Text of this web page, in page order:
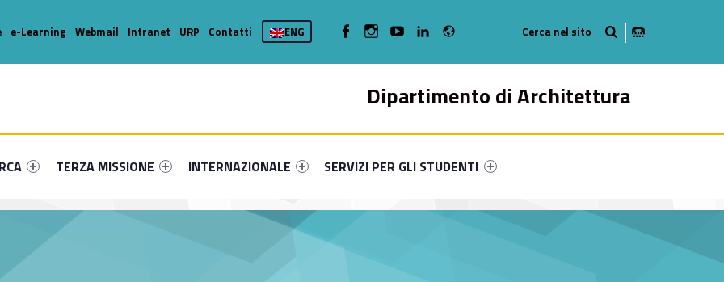
Dipartimento di Architettura
primary-55067-16
#link-menu-primary-39434-36
Link identifier #link-menu-primary-8975-46
TERZA MISSIONE
Link identifier #link-menu-primary-89486-49
INTERNAZIONALE
Link identifier #link-menu-primary-52303-57
SERVIZI PER GLI STUDENTI
e-Learning Webmail Intranet URP Contatti ENG WebMan on FacebookWebMan on Instagram
WebMan on YoutubeWebMan on Linkedin